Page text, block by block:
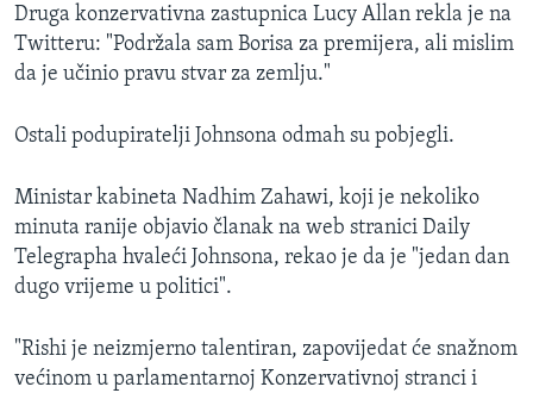
Druga konzervativna zastupnica Lucy Allan rekla je na
Twitteru: "Podržala sam Borisa za premijera, ali mislim
da je učinio pravu stvar za zemlju."
Ostali podupiratelji Johnsona odmah su pobjegli.
Ministar kabineta Nadhim Zahawi, koji je nekoliko
minuta ranije objavio članak na web stranici Daily
Telegrapha hvaleći Johnsona, rekao je da je "jedan dan
dugo vrijeme u politici".
"Rishi je neizmjerno talentiran, zapovijedat će snažnom
većinom u parlamentarnoj Konzervativnoj stranci i